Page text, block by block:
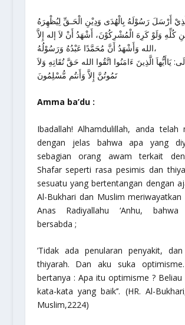
أَرْسَلَ رَسُوْلَهُ بِالْهُدَى وَدِيْنِ الْحَـقِّ لِيُظْهِرَهُ
كُلِّهِ وَلَوْ كَرِهَ الْمُشْرِكُوْنَ، أَشْهَدُ أَنْ لاَ إله إِلاَّ
الله وَأَشْهَدُ أَنَّ مُحَمَّدًا عَبْدُهُ وَرَسُوْلُهُ،
يَاأَيُّهاَ الَّذِينَ ءَامَنُوا اتَّقُوا الله حَقَّ تُقَاتِهِ وَلاَ
تَمُوتُنَّ إِلاَّ وَأَنتُم مُّسْلِمُونَ
Amma ba’du :
Ibadallah! Alhamdulillah, anda telah
dengan jelas bahwa apa yang
sebagian orang awam terkait
Shafar seperti rasa pesimis dan
sesuatu yang bertentangan dengan
Al-Bukhari dan Muslim meriwayatkan
Anas Radiyallahu ‘Anhu, bahwa
bersabda ;
’Tidak ada penularan penyakit,
thiyarah. Dan aku suka
bertanya : Apa itu optimisme ? Beliau
kata-kata yang baik’’. (HR. Al-
Muslim,2224)